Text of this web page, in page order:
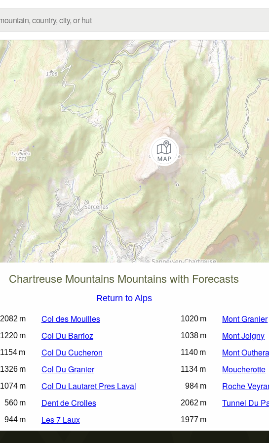
Chartreuse Mountains Mountains with Forecasts
Return to Alps
2082 m
1220 m
1154 m
1326 m
1074 m
560 m
944 m
Col des Mouilles 1020 m
Col Du Barrioz 1038 m
Col Du Cucheron 1140 m
Col Du Granier 1134 m
Col Du Lautaret Pres Laval 984 m
Dent de Crolles 2062 m
Les 7 Laux 1977 m
Mont Granier
Mont Joigny
Mont
Moucherotte
Roche
Tunnel Du